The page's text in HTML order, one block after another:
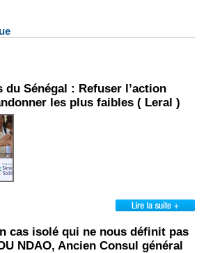
du Sénégal : Refuser l’action
les plus faibles ( Leral )
cas isolé qui ne nous définit pas
NDAO, Ancien Consul général